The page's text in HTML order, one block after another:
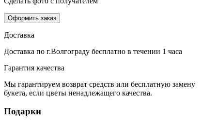
Оформить заказ
Доставка
Доставка по г.Волгограду бесплатно в течении 1 часа
Гарантия качества
Мы гарантируем возврат средств или бесплатную замену
букета, если цветы ненадлежащего качества.
Подарки